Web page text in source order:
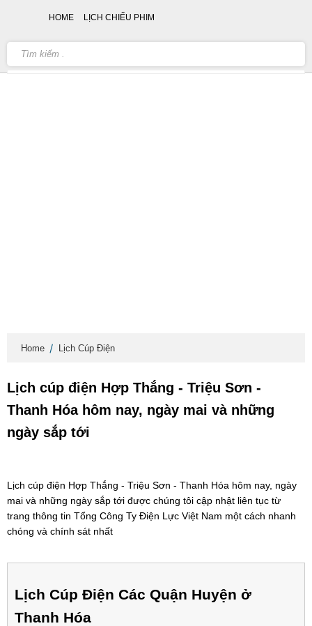
Home Lịch Cúp Điện
Lịch cúp điện Hợp Thắng - Triệu Sơn -
Thanh Hóa hôm nay, ngày mai và những
ngày sắp tới
Lịch cúp điện Hợp Thắng - Triệu Sơn - Thanh Hóa hôm nay, ngày
mai và những ngày sắp tới được chúng tôi cập nhật liên tục từ
trang thông tin Tổng Công Ty Điện Lực Việt Nam một cách nhanh
chóng và chính sát nhất
Lịch Cúp Điện Các Quận Huyện ở
Thanh Hóa
HOME LỊCH CHIẾU PHIM